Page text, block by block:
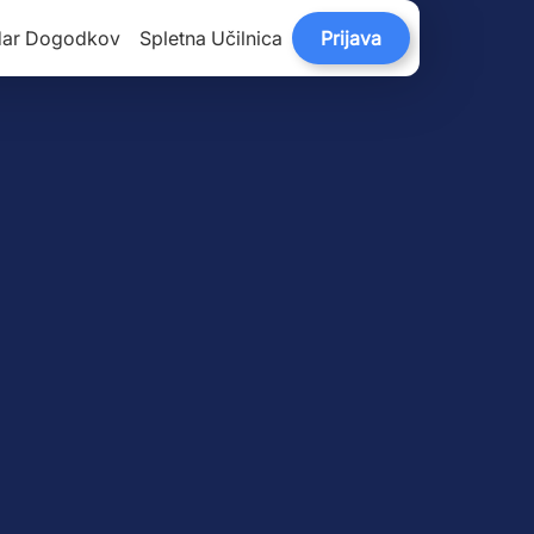
Dogodkov Spletna Učilnica Prijava